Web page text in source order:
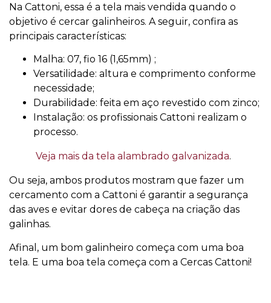
Na Cattoni, essa é a tela mais vendida quando o
objetivo é cercar galinheiros. A seguir, confira as
principais características:
Malha: 07, fio 16 (1,65mm) ;
Versatilidade: altura e comprimento conforme
necessidade;
Durabilidade: feita em aço revestido com zinco;
Instalação: os profissionais Cattoni realizam o
processo.
Veja mais da tela alambrado galvanizada.
Ou seja, ambos produtos mostram que fazer um
cercamento com a Cattoni é garantir a segurança
das aves e evitar dores de cabeça na criação das
galinhas.
Afinal, um bom galinheiro começa com uma boa
tela. E uma boa tela começa com a Cercas Cattoni!